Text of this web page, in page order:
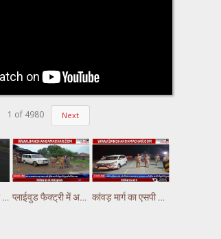
1 of 4980 Next
गुजरात का रहस्यमयी कुआं चर्चा में, पानी में लगातार हो रही हलचल #gujarat प्लाईवुड फैक्ट्री में अचानक लगी भीषण आग, लाखों का नुकसान कांवड़ मार्ग का एसपी अभिषेक झा ने किया निरीक्षण,पुलिस ड्यूटी पर तैनात अस्थाई चौकियो का किया निरीक्षण